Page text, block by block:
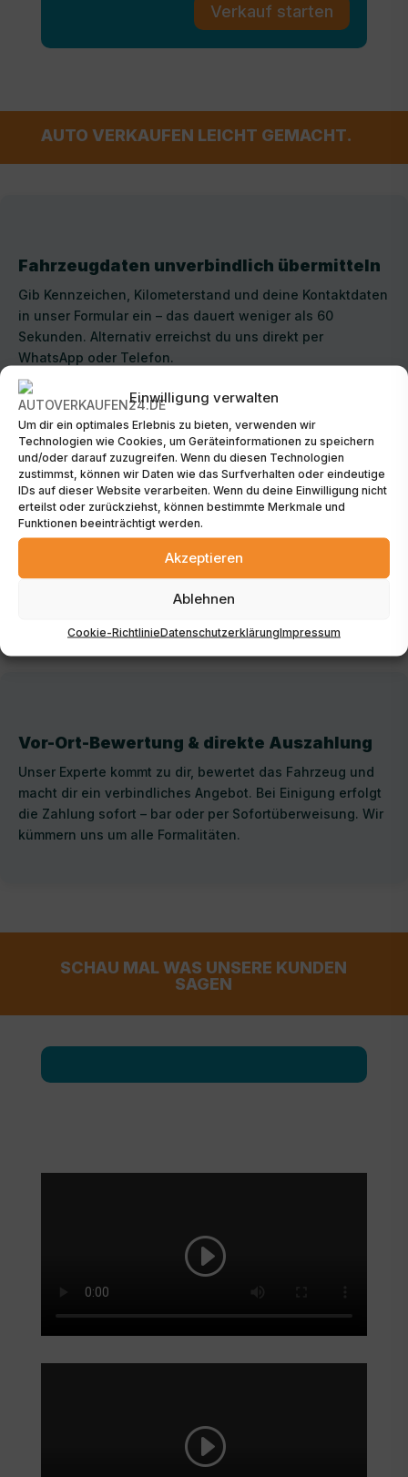
Einwilligung verwalten
Um dir ein optimales Erlebnis zu bieten, verwenden wir
Technologien wie Cookies, um Geräteinformationen zu speichern
und/oder darauf zuzugreifen. Wenn du diesen Technologien
zustimmst, können wir Daten wie das Surfverhalten oder eindeutige
IDs auf dieser Website verarbeiten. Wenn du deine Einwilligung nicht
erteilst oder zurückziehst, können bestimmte Merkmale und
Funktionen beeinträchtigt werden.
Akzeptieren
Ablehnen
Cookie-RichtlinieDatenschutzerklärungImpressum
Verkauf starten
AUTO VERKAUFEN LEICHT GEMACHT.
Fahrzeugdaten unverbindlich übermitteln
Gib Kennzeichen, Kilometerstand und deine Kontaktdaten
in unser Formular ein – das dauert weniger als 60
Sekunden. Alternativ erreichst du uns direkt per
WhatsApp oder Telefon.
Persönliche Rückruf & Terminvereinbarung
Unser Team meldet sich innerhalb weniger Stunden und
vereinbart einen passenden Besichtigungstermin in
Plochingen – zu deinen Wunschzeiten, auch abends oder
Vor-Ort-Bewertung & direkte Auszahlung
Unser Experte kommt zu dir, bewertet das Fahrzeug und
macht dir ein verbindliches Angebot. Bei Einigung erfolgt
die Zahlung sofort – bar oder per Sofortüberweisung. Wir
kümmern uns um alle Formalitäten.
SCHAU MAL WAS UNSERE KUNDEN
SAGEN